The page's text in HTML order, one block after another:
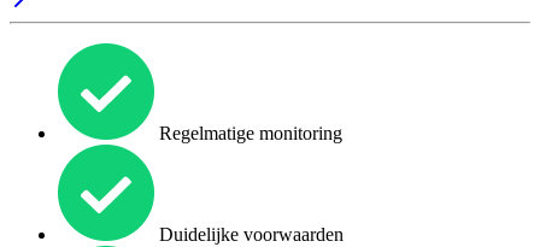
Regelmatige monitoring
Duidelijke voorwaarden